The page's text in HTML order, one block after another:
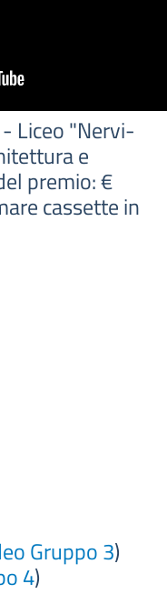
Liceo "Nervi-
e
premio: €
cassette in
Gruppo 3)
4)